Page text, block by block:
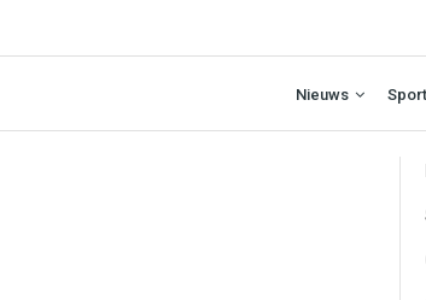
Nieuws Sport